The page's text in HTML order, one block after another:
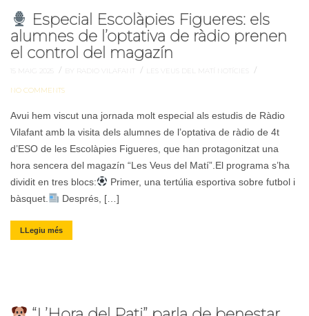
Especial Escolàpies Figueres: els
alumnes de l’optativa de ràdio prenen
el control del magazín
15 MAIG 2025 / BY RADIO VILAFANT / LES VEUS DEL MATÍ NOTÍCIES /
NO COMMENTS
Avui hem viscut una jornada molt especial als estudis de Ràdio
Vilafant amb la visita dels alumnes de l’optativa de ràdio de 4t
d’ESO de les Escolàpies Figueres, que han protagonitzat una
hora sencera del magazín “Les Veus del Matí”.El programa s’ha
dividit en tres blocs:
Primer, una tertúlia esportiva sobre futbol i
bàsquet.
Després, […]
LLegiu més